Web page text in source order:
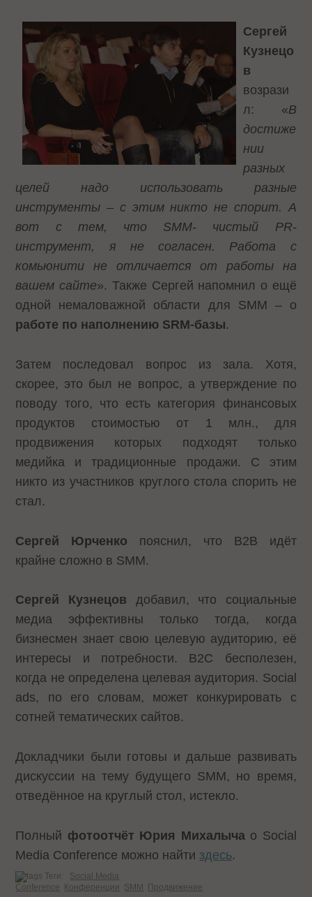
Сергей
Кузнецо
в
возрази
л: «В
достиже
нии
разных
целей надо использовать разные
инструменты – с этим никто не спорит. А
вот с тем, что SMM- чистый PR-
инструмент, я не согласен. Работа с
комьюнити не отличается от работы на
вашем сайте». Также Сергей напомнил о ещё
одной немаловажной области для SMM – о
работе по наполнению SRM-базы.
Затем последовал вопрос из зала. Хотя,
скорее, это был не вопрос, а утверждение по
поводу того, что есть категория финансовых
продуктов стоимостью от 1 млн., для
продвижения которых подходят только
медийка и традиционные продажи. С этим
никто из участников круглого стола спорить не
стал.
Сергей Юрченко пояснил, что B2B идёт
крайне сложно в SMM.
Сергей Кузнецов добавил, что социальные
медиа эффективны только тогда, когда
бизнесмен знает свою целевую аудиторию, её
интересы и потребности. B2C бесполезен,
когда не определена целевая аудитория. Social
ads, по его словам, может конкурировать с
сотней тематических сайтов.
Докладчики были готовы и дальше развивать
дискуссии на тему будущего SMM, но время,
отведённое на круглый стол, истекло.
Полный фотоотчёт Юрия Михалычао Social
Media Conference можно найти здесь.
Теги:
Social Media
Conference Конференции SMM Продвижение